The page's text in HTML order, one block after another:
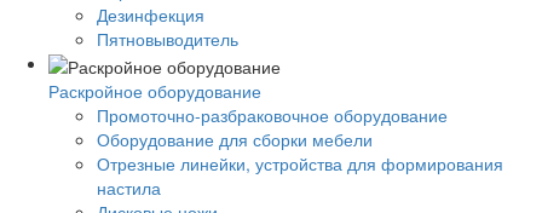
Дезинфекция
Пятновыводитель
Раскройное оборудование
Промоточно-разбраковочное оборудование
Оборудование для сборки мебели
Отрезные линейки, устройства для формирования
настила